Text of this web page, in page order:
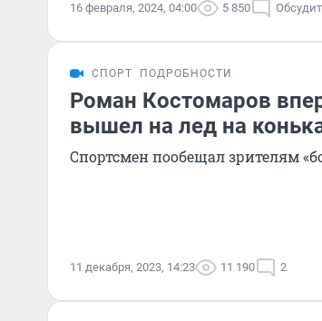
16 февраля, 2024, 04:00 5 850
СПОРТ ПОДРОБНОСТИ
Роман Костомаров
вышел на лед на
Спортсмен пообещал зрителям
11 декабря, 2023, 14:23 11 190 2